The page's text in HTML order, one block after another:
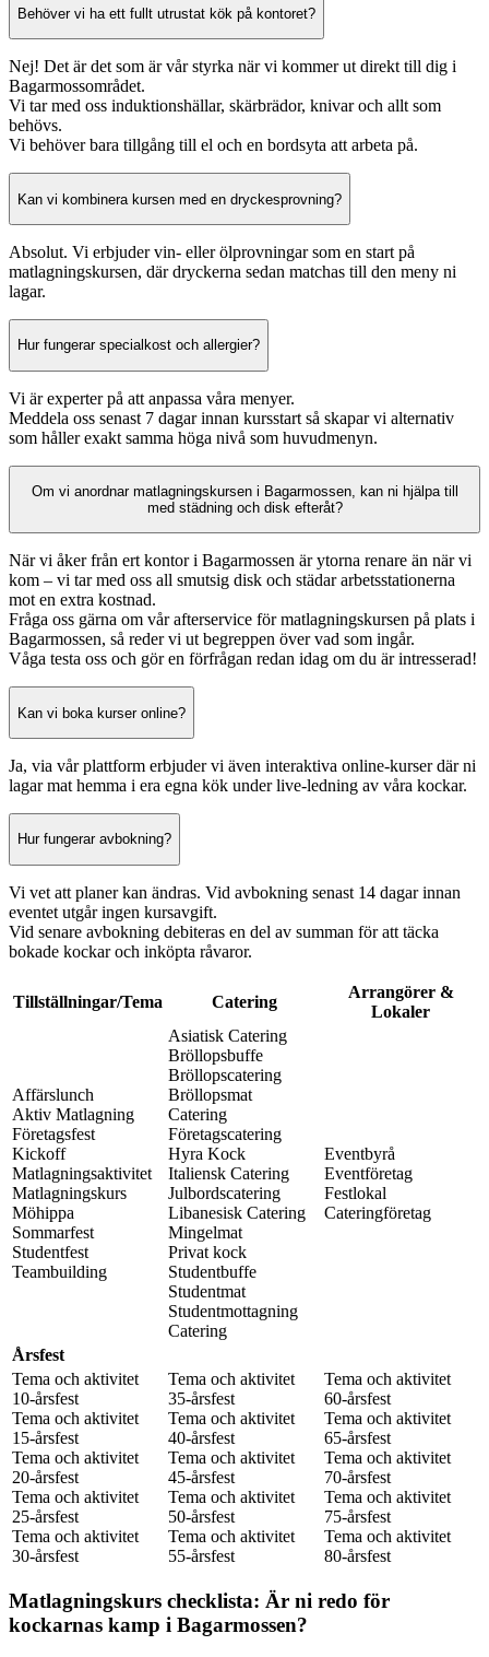
Behöver vi ha ett fullt utrustat kök på kontoret?
Nej! Det är det som är vår styrka när vi kommer ut direkt till dig i
Bagarmossområdet.
Vi tar med oss induktionshällar, skärbrädor, knivar och allt som
behövs.
Vi behöver bara tillgång till el och en bordsyta att arbeta på.
Kan vi kombinera kursen med en dryckesprovning?
Absolut. Vi erbjuder vin- eller ölprovningar som en start på
matlagningskursen, där dryckerna sedan matchas till den meny ni
lagar.
Hur fungerar specialkost och allergier?
Vi är experter på att anpassa våra menyer.
Meddela oss senast 7 dagar innan kursstart så skapar vi alternativ
som håller exakt samma höga nivå som huvudmenyn.
Om vi anordnar matlagningskursen i Bagarmossen, kan ni hjälpa till
med städning och disk efteråt?
När vi åker från ert kontor i Bagarmossen är ytorna renare än när vi
kom – vi tar med oss all smutsig disk och städar arbetsstationerna
mot en extra kostnad.
Fråga oss gärna om vår afterservice för matlagningskursen på plats i
Bagarmossen, så reder vi ut begreppen över vad som ingår.
Våga testa oss och gör en förfrågan redan idag om du är intresserad!
Kan vi boka kurser online?
Ja, via vår plattform erbjuder vi även interaktiva online-kurser där ni
lagar mat hemma i era egna kök under live-ledning av våra kockar.
Hur fungerar avbokning?
Vi vet att planer kan ändras. Vid avbokning senast 14 dagar innan
eventet utgår ingen kursavgift.
Vid senare avbokning debiteras en del av summan för att täcka
bokade kockar och inköpta råvaror.
Tillställningar/Tema Catering
Arrangörer &
Lokaler
Affärslunch
Aktiv Matlagning
Företagsfest
Kickoff
Matlagningsaktivitet
Matlagningskurs
Möhippa
Sommarfest
Studentfest
Teambuilding
Asiatisk Catering
Bröllopsbuffe
Bröllopscatering
Bröllopsmat
Catering
Företagscatering
Hyra Kock
Italiensk Catering
Julbordscatering
Libanesisk Catering
Mingelmat
Privat kock
Studentbuffe
Studentmat
Studentmottagning
Catering
Eventbyrå
Eventföretag
Festlokal
Cateringföretag
Årsfest
Tema och aktivitet
10-årsfest
Tema och aktivitet
15-årsfest
Tema och aktivitet
20-årsfest
Tema och aktivitet
25-årsfest
Tema och aktivitet
30-årsfest
Tema och aktivitet
35-årsfest
Tema och aktivitet
40-årsfest
Tema och aktivitet
45-årsfest
Tema och aktivitet
50-årsfest
Tema och aktivitet
55-årsfest
Tema och aktivitet
60-årsfest
Tema och aktivitet
65-årsfest
Tema och aktivitet
70-årsfest
Tema och aktivitet
75-årsfest
Tema och aktivitet
80-årsfest
Matlagningskurs checklista: Är ni redo för
kockarnas kamp i Bagarmossen?